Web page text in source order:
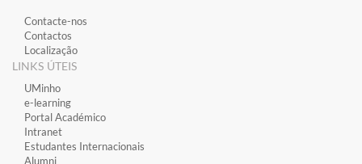
Contacte-nos
Contactos
Localização
LINKS ÚTEIS
​UMinho
​e-learning
​Portal Académico
​Intranet
Estudantes Inter​​nacionais
Alumni